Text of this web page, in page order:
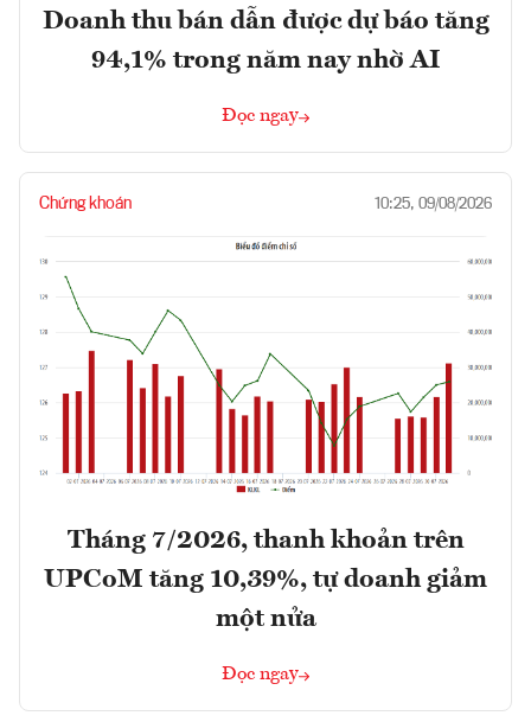
Doanh thu bán dẫn được dự báo tăng
94,1% trong năm nay nhờ AI
Đọc ngay
Chứng khoán 10:25, 09/08/2026
Tháng 7/2026, thanh khoản trên
UPCoM tăng 10,39%, tự doanh giảm
một nửa
Đọc ngay